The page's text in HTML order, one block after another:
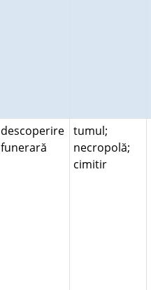
descoperire
funerară
tumul;
necropolă;
cimitir